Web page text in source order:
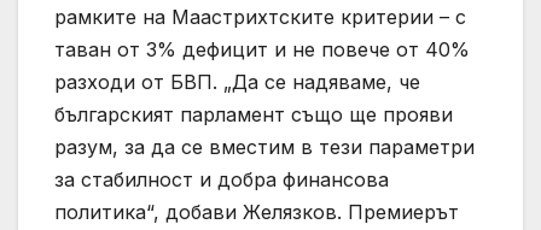
рамките на Маастрихтските критерии – с
таван от 3% дефицит и не повече от 40%
разходи от БВП. „Да се надяваме, че
българският парламент също ще прояви
разум, за да се вместим в тези параметри
за стабилност и добра финансова
политика“, добави Желязков. Премиерът